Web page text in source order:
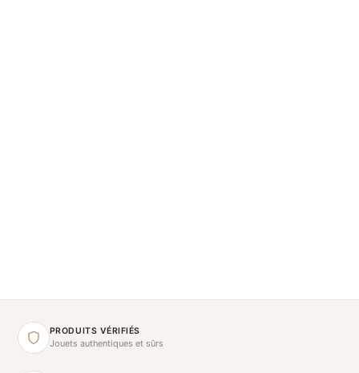
PRODUITS VÉRIFIÉS
Jouets authentiques et sûrs